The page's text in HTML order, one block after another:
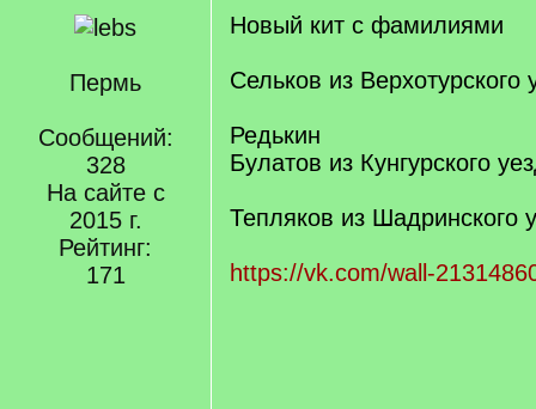
Пермь
Сообщений:
328
На сайте с
2015 г.
Рейтинг:
171
Новый кит с фамилиями
Сельков из Верхотурского
Редькин
Булатов из Кунгурского
Тепляков из Шадринского
https://vk.com/wall-